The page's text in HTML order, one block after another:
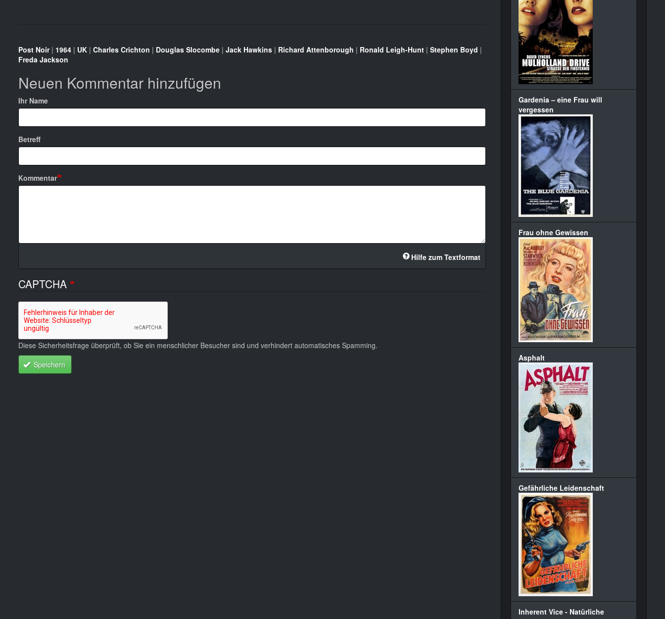
Post Noir| 1964 | UK | Charles Crichton | Douglas Slocombe | Jack Hawkins | Richard Attenborough | Ronald Leigh-Hunt | Stephen Boyd |
Freda Jackson
Neuen Kommentar hinzufügen
Ihr Name
Betreff
Kommentar
Hilfe zum Textformat
CAPTCHA
Diese Sicherheitsfrage überprüft, ob Sie ein menschlicher Besucher sind und verhindert automatisches Spamming.
Speichern
Gardenia – eine Frau will
vergessen
Frau ohne Gewissen
Asphalt
Gefährliche Leidenschaft
Inherent Vice - Natürliche